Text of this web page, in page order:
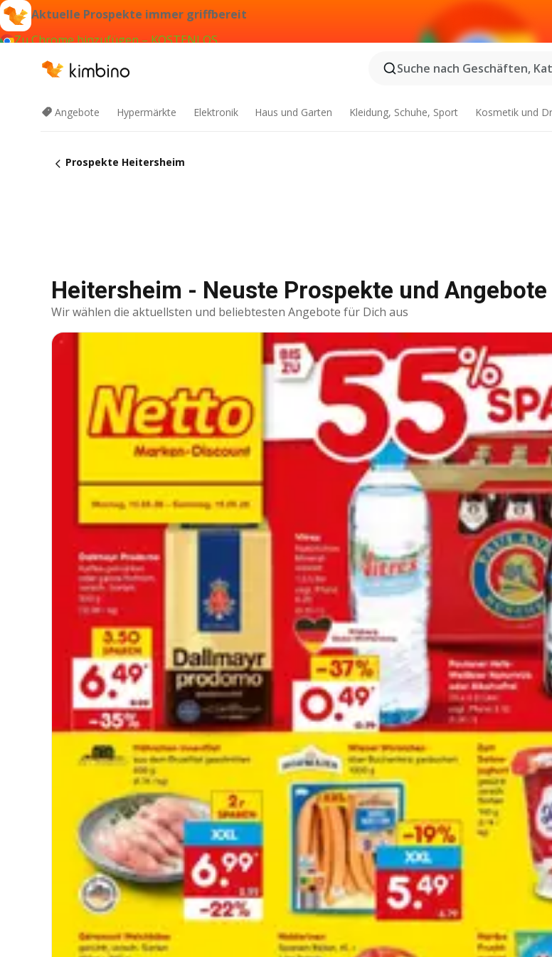
Aktuelle Prospekte immer griffbereit
Zu Chrome hinzufügen – KOSTENLOS
Suche nach Geschäften,
Angebote Hypermärkte Elektronik Haus und Garten Kleidung, Schuhe, Sport Kosmetik und
Prospekte Heitersheim
Heitersheim - Neuste Prospekte und Angebote
Wir wählen die aktuellsten und beliebtesten Angebote für Dich aus